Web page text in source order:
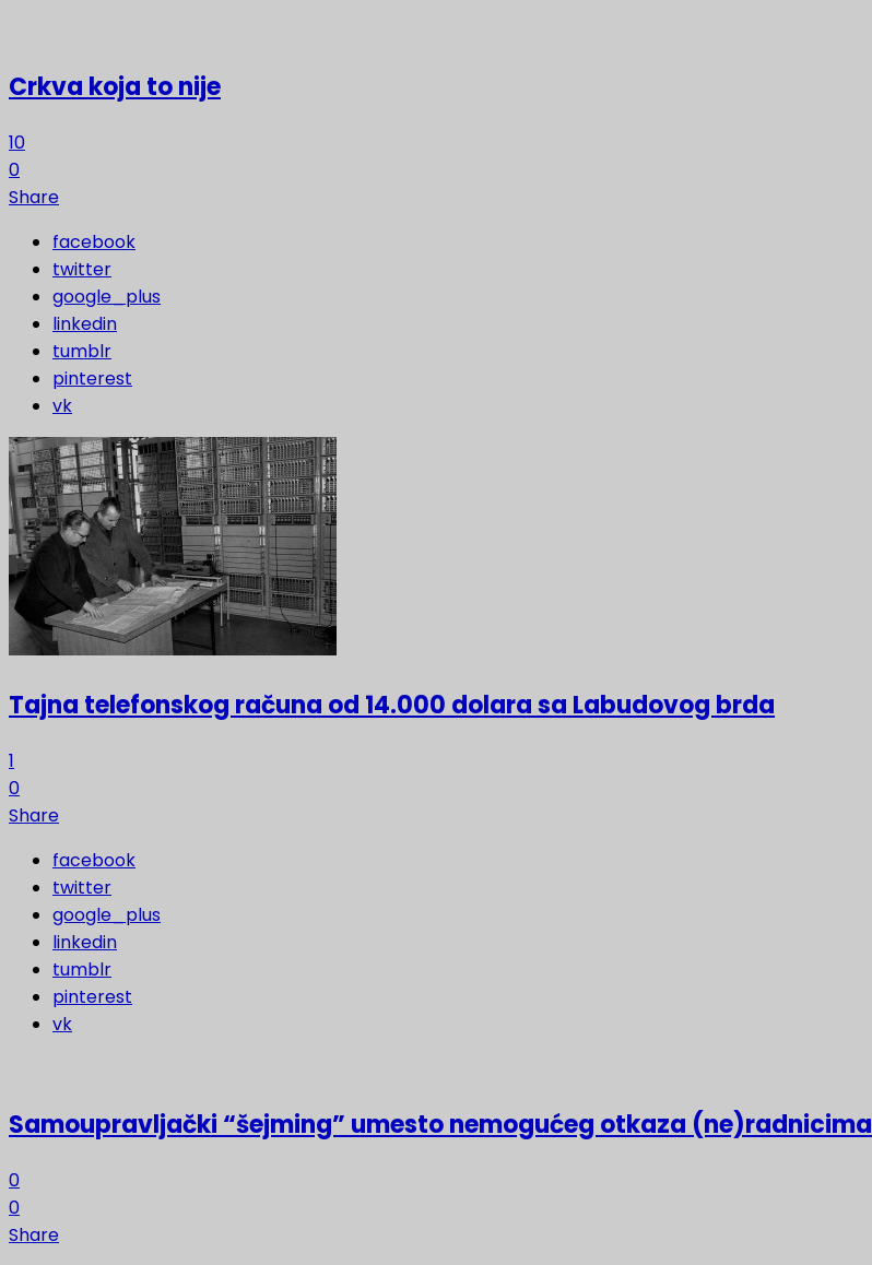
Crkva koja to nije
10
0
Share
facebook
twitter
google_plus
linkedin
tumblr
pinterest
vk
Tajna telefonskog računa od 14.000 dolara sa Labudovog brda
1
0
Share
facebook
twitter
google_plus
linkedin
tumblr
pinterest
vk
Samoupravljački “šejming” umesto nemogućeg otkaza (ne)radnicima
0
0
Share